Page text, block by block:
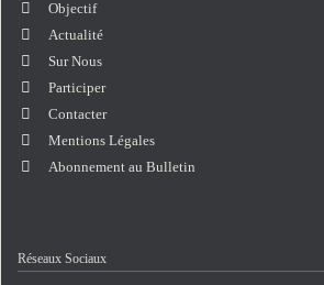
Objectif
Actualité
Sur Nous
Participer
Contacter
Mentions Légales
Abonnement au Bulletin
Réseaux Sociaux